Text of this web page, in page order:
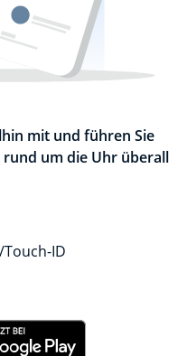
mit und führen Sie
um die Uhr überall
ID